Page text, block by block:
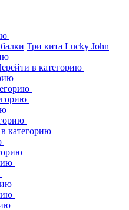
Три кита Lucky John
в категорию
категорию